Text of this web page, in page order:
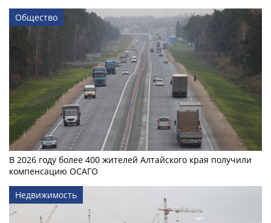
Общество
В 2026 году более 400 жителей Алтайского края получили
компенсацию ОСАГО
Недвижимость